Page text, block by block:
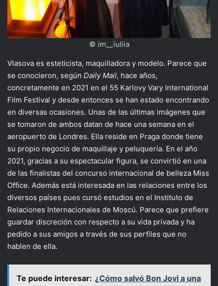
© im__iuliia
Vlasova es esteticista, maquilladora y modelo. Parece que
se conocieron, según Daily Mail, hace años,
concretamente en 2021 en el 55 Karlovy Vary International
Film Festival y desde entonces se han estado encontrando
en diversas ocasiones. Unas de las últimas imágenes que
se tomaron de ambos datan de hace una semana en el
aeropuerto de Londres. Ella reside en Praga donde tiene
su propio negocio de maquillaje y peluquería. En el año
2021, gracias a su espectacular figura, se convirtió en una
de las finalistas del concurso internacional de belleza Miss
Office. Además está interesada en las relaciones entre los
diversos países pues cursó estudios en el Instituto de
Relaciones Internacionales de Moscú. Parece que prefiere
guardar discreción con respecto a su vida privada y ha
pedido a sus amigos a través de sus perfiles que no
hablen de ella.
Te puede interesar: ¿Cómo salvó Bon Jovi a una